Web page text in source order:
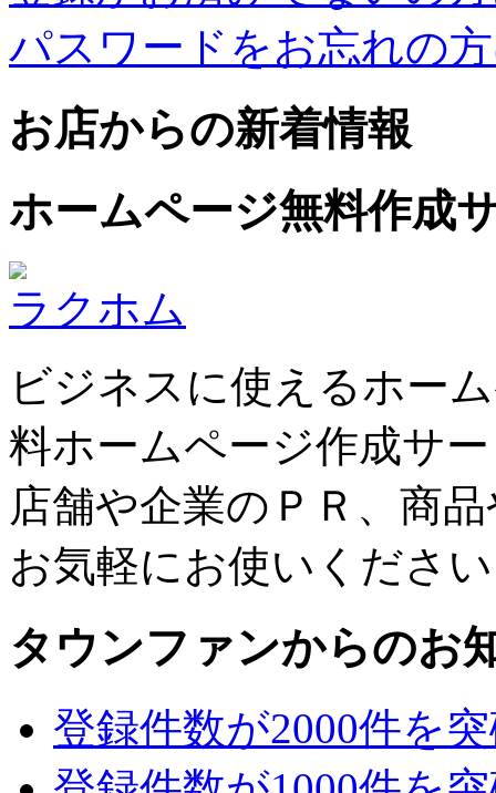
パスワードをお忘れの
お店からの新着情報
ホームページ無料作成
ラクホム
ビジネスに使えるホー
料ホームページ作成サ
店舗や企業のＰＲ、商
お気軽にお使いくださ
タウンファンからのお
登録件数が2000件を